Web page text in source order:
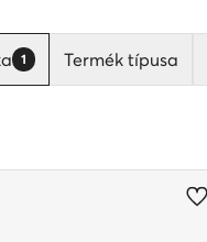
1 Termék típusa